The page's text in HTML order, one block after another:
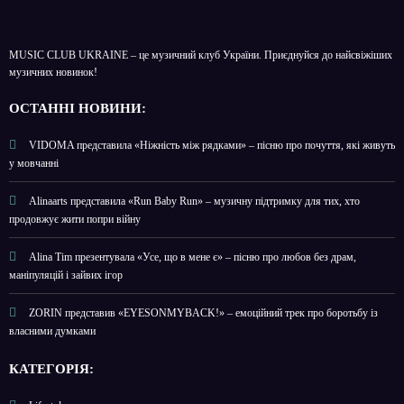
MUSIC CLUB UKRAINE – це музичний клуб України. Приєднуйся до найсвіжіших
музичних новинок!
ОСТАННІ НОВИНИ:
VIDOMA представила «Ніжність між рядками» – пісню про почуття, які живуть
у мовчанні
Alinaarts представила «Run Baby Run» – музичну підтримку для тих, хто
продовжує жити попри війну
Alina Tim презентувала «Усе, що в мене є» – пісню про любов без драм,
маніпуляцій і зайвих ігор
ZORIN представив «EYESONMYBACK!» – емоційний трек про боротьбу із
власними думками
КАТЕГОРІЯ: